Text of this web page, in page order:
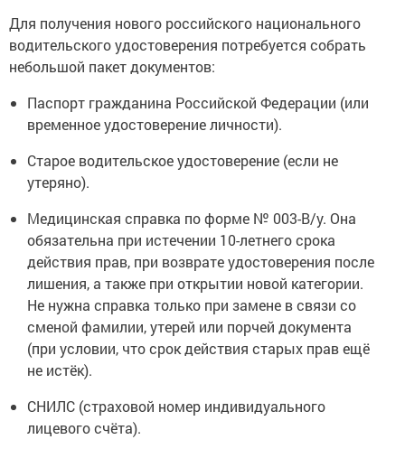
Для получения нового российского национального
водительского удостоверения потребуется собрать
небольшой пакет документов:
Паспорт гражданина Российской Федерации (или
временное удостоверение личности).
Старое водительское удостоверение (если не
утеряно).
Медицинская справка по форме № 003-В/у. Она
обязательна при истечении 10-летнего срока
действия прав, при возврате удостоверения после
лишения, а также при открытии новой категории.
Не нужна справка только при замене в связи со
сменой фамилии, утерей или порчей документа
(при условии, что срок действия старых прав ещё
не истёк).
СНИЛС (страховой номер индивидуального
лицевого счёта).